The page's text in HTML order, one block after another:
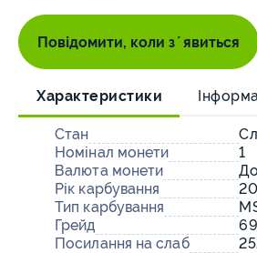
Повідомити, коли зʼявиться
Характеристики
Стан
Номінал монети
1
Валюта монети
Рік карбування
Тип карбування
Грейд
69
Посилання на слаб